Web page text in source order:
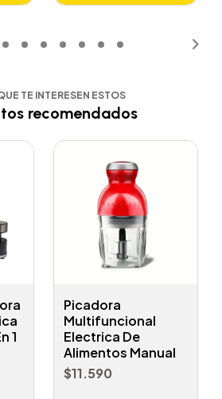
TE INTERESEN ESTOS
recomendados
1
Picadora
Multifuncional
Electrica De
Alimentos Manual
$11.590